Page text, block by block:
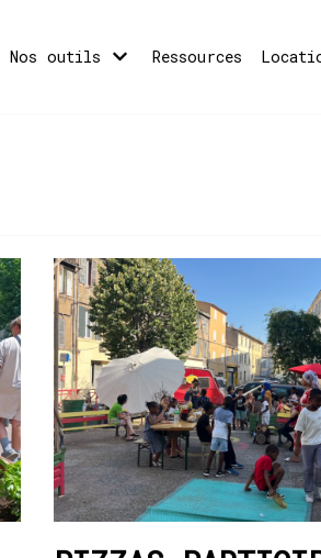
Nos outils Ressources